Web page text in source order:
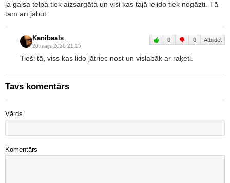
ja gaisa telpa tiek aizsargāta un visi kas tajā ielido tiek nogāzti. Tā
tam arī jābūt.
Kanibaals
20.maijs 2026 21:15
0 0 Atbildēt
Tieši tā, viss kas lido jātriec nost un vislabāk ar raķeti.
Tavs komentārs
Vārds
Komentārs